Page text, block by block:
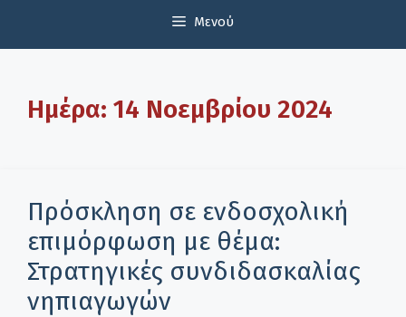
Μενού
Ημέρα: 14 Νοεμβρίου 2024
Πρόσκληση σε ενδοσχολική
επιμόρφωση με θέμα:
Στρατηγικές συνδιδασκαλίας
νηπιαγωγών